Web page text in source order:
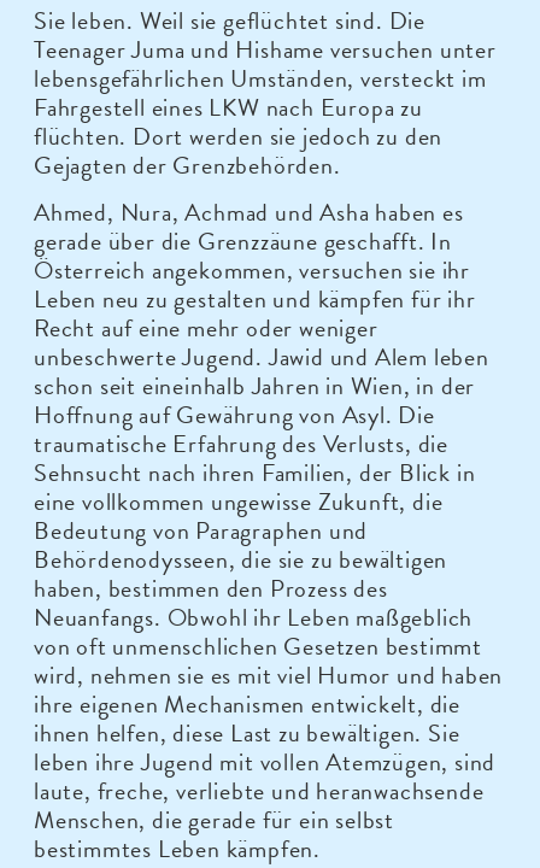
Sie leben. Weil sie geflüchtet sind. Die
Teenager Juma und Hishame versuchen unter
lebensgefährlichen Umständen, versteckt im
Fahrgestell eines LKW nach Europa zu
flüchten. Dort werden sie jedoch zu den
Gejagten der Grenzbehörden.
Ahmed, Nura, Achmad und Asha haben es
gerade über die Grenzzäune geschafft. In
Österreich angekommen, versuchen sie ihr
Leben neu zu gestalten und kämpfen für ihr
Recht auf eine mehr oder weniger
unbeschwerte Jugend. Jawid und Alem leben
schon seit eineinhalb Jahren in Wien, in der
Hoffnung auf Gewährung von Asyl. Die
traumatische Erfahrung des Verlusts, die
Sehnsucht nach ihren Familien, der Blick in
eine vollkommen ungewisse Zukunft, die
Bedeutung von Paragraphen und
Behördenodysseen, die sie zu bewältigen
haben, bestimmen den Prozess des
Neuanfangs. Obwohl ihr Leben maßgeblich
von oft unmenschlichen Gesetzen bestimmt
wird, nehmen sie es mit viel Humor und haben
ihre eigenen Mechanismen entwickelt, die
ihnen helfen, diese Last zu bewältigen. Sie
leben ihre Jugend mit vollen Atemzügen, sind
laute, freche, verliebte und heranwachsende
Menschen, die gerade für ein selbst
bestimmtes Leben kämpfen.